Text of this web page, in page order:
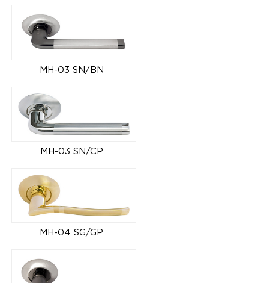
MH-03 SN/BN
MH-03 SN/CP
MH-04 SG/GP